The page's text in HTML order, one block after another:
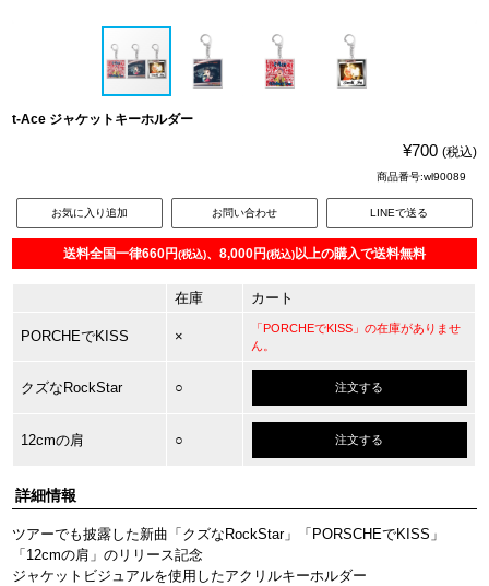
t-Ace ジャケットキーホルダー
¥700 (税込)
商品番号:wl90089
お気に入り追加 お問い合わせ LINEで送る
送料全国一律660円(税込)、8,000円(税込)以上の購入で送料無料
在庫 カート
PORCHEでKISS ×
「PORCHEでKISS」の在庫がありませ
ん。
クズなRockStar ○ 注文する
12cmの肩 ○ 注文する
詳細情報
ツアーでも披露した新曲「クズなRockStar」「PORSCHEでKISS」
「12cmの肩」のリリース記念
ジャケットビジュアルを使用したアクリルキーホルダー